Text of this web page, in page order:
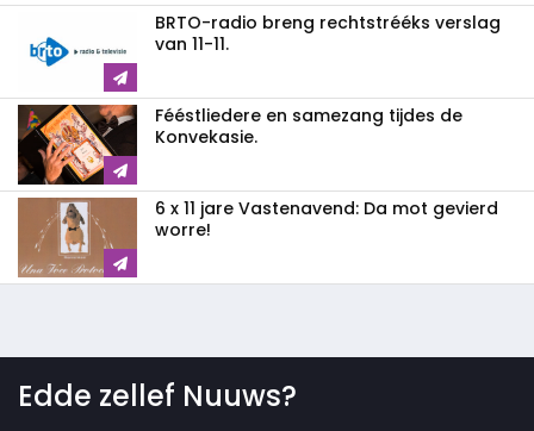
BRTO-radio breng rechtstrééks verslag
van 11-11.
Fééstliedere en samezang tijdes de
Konvekasie.
6 x 11 jare Vastenavend: Da mot gevierd
worre!
Edde zellef Nuuws?